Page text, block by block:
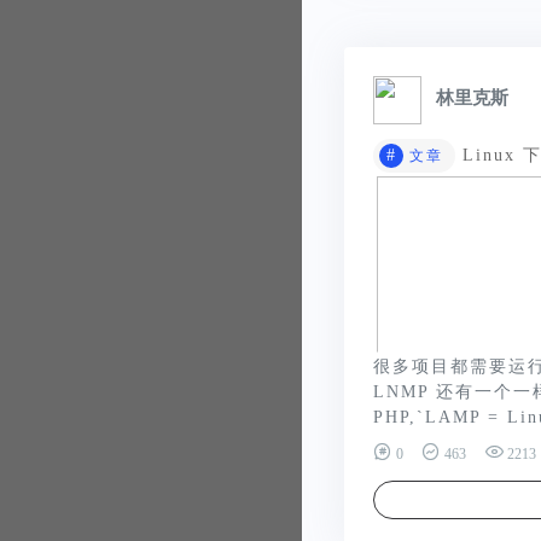
林里克斯
# 文章 Linux
很多项目都需要运
LNMP 还有一个
PHP,`LAMP =
0 463 2213